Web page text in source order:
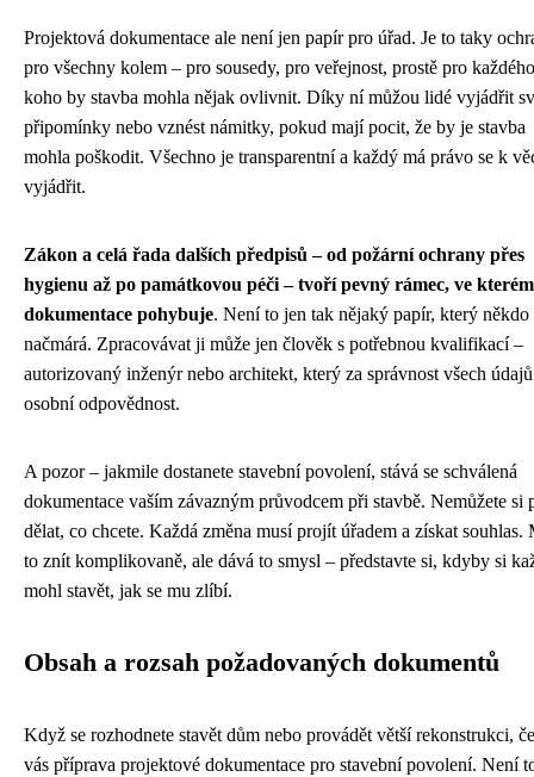
Projektová dokumentace ale není jen papír pro úřad. Je to taky
pro všechny kolem – pro sousedy, pro veřejnost, prostě pro
koho by stavba mohla nějak ovlivnit. Díky ní můžou lidé vyjádřit
připomínky nebo vznést námitky, pokud mají pocit, že by je stavba
mohla poškodit. Všechno je transparentní a každý má právo se k
vyjádřit.
Zákon a celá řada dalších předpisů – od požární ochrany přes
hygienu až po památkovou péči – tvoří pevný rámec, ve kterém
dokumentace pohybuje. Není to jen tak nějaký papír, který někdo
načmárá. Zpracovávat ji může jen člověk s potřebnou kvalifikací –
autorizovaný inženýr nebo architekt, který za správnost všech údajů
osobní odpovědnost.
A pozor – jakmile dostanete stavební povolení, stává se schválená
dokumentace vaším závazným průvodcem při stavbě. Nemůžete si
dělat, co chcete. Každá změna musí projít úřadem a získat souhlas.
to znít komplikovaně, ale dává to smysl – představte si, kdyby si
mohl stavět, jak se mu zlíbí.
Obsah a rozsah požadovaných dokumentů
Když se rozhodnete stavět dům nebo provádět větší rekonstrukci,
vás příprava projektové dokumentace pro stavební povolení. Není